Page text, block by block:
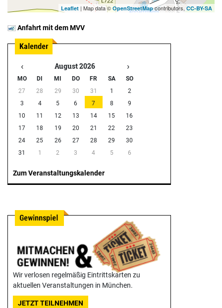
Leaflet | Map data © OpenStreetMapcontributors, CC-BY-SA
Anfahrt mit dem MVV
‹ August 2026 ›
MO DI MI DO FR SA
SO
27
28 29 30 31 1
2
3
4 5 6 7 8
9
10
11 12 13 14 15
16
17
18 19 20 21 22
23
24
25 26 27 28 29
30
31
1 2 3 4 5 6
Zum Veranstaltungskalender
Wir verlosen regelmäßig Eintrittskarten zu
aktuellen Veranstaltungen in München.
JETZT TEILNEHMEN